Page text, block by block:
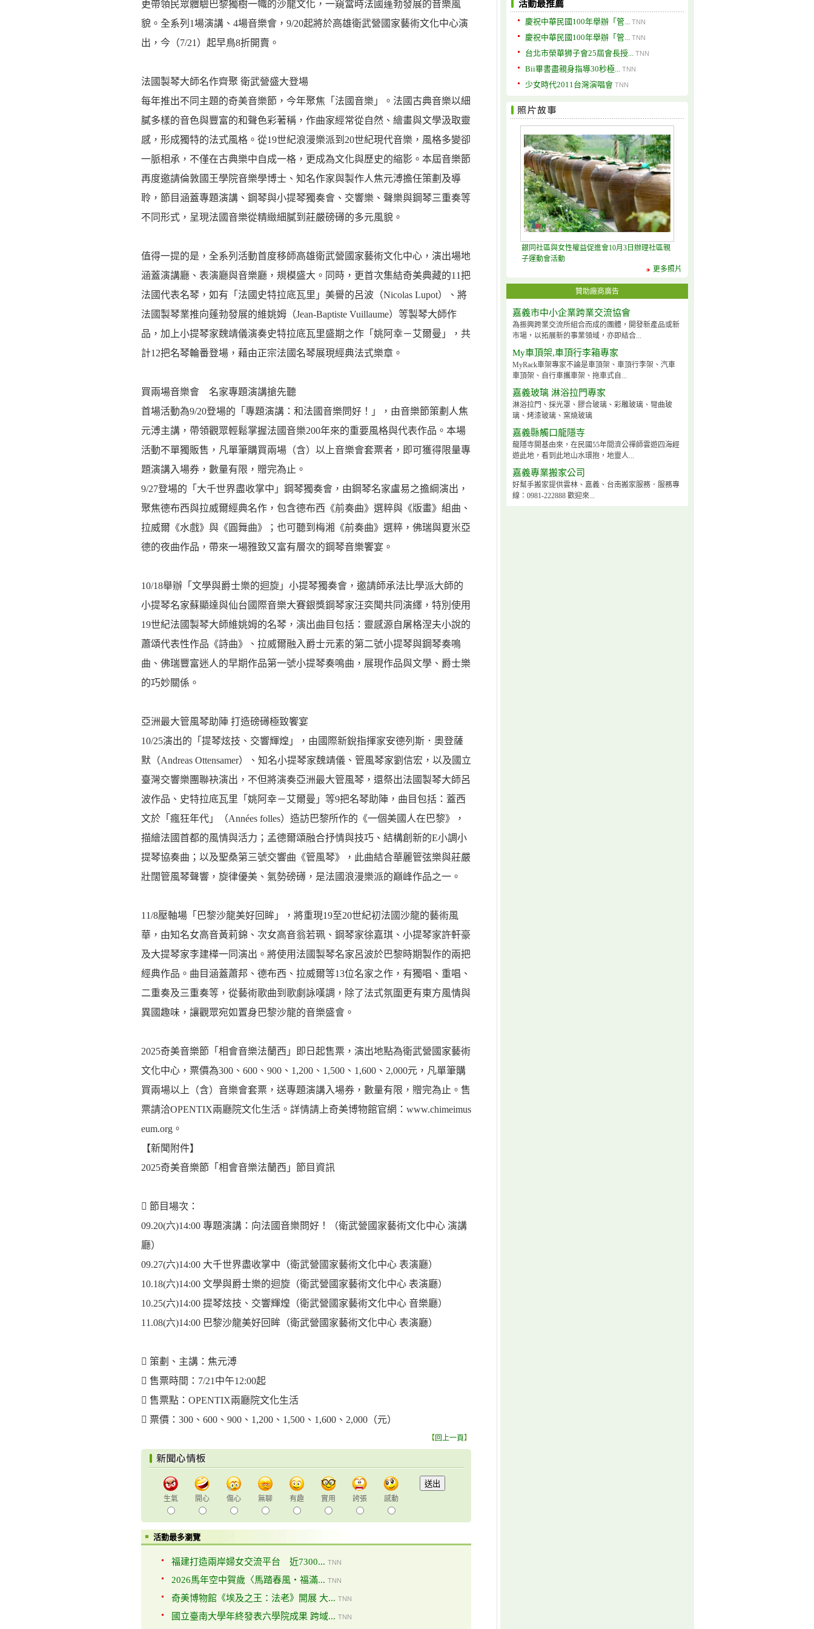
更帶領民眾體驗巴黎獨樹一幟的沙龍文化，一窺當時法國蓬勃發展的音樂風
貌。全系列1場演講、4場音樂會，9/20起將於高雄衛武營國家藝術文化中心演
出，今（7/21）起早鳥8折開賣。
法國製琴大師名作齊聚 衛武營盛大登場
每年推出不同主題的奇美音樂節，今年聚焦「法國音樂」。法國古典音樂以細
膩多樣的音色與豐富的和聲色彩著稱，作曲家經常從自然、繪畫與文學汲取靈
感，形成獨特的法式風格。從19世紀浪漫樂派到20世紀現代音樂，風格多變卻
一脈相承，不僅在古典樂中自成一格，更成為文化與歷史的縮影。本屆音樂節
再度邀請倫敦國王學院音樂學博士、知名作家與製作人焦元溥擔任策劃及導
聆，節目涵蓋專題演講、鋼琴與小提琴獨奏會、交響樂、聲樂與鋼琴三重奏等
不同形式，呈現法國音樂從精緻細膩到莊嚴磅礡的多元風貌。
值得一提的是，全系列活動首度移師高雄衛武營國家藝術文化中心，演出場地
涵蓋演講廳、表演廳與音樂廳，規模盛大。同時，更首次集結奇美典藏的11把
法國代表名琴，如有「法國史特拉底瓦里」美譽的呂波（Nicolas Lupot）、將
法國製琴業推向蓬勃發展的維姚姆（Jean-Baptiste Vuillaume）等製琴大師作
品，加上小提琴家魏靖儀演奏史特拉底瓦里盛期之作「姚阿幸－艾爾曼」，共
計12把名琴輪番登場，藉由正宗法國名琴展現經典法式樂章。
買兩場音樂會 名家專題演講搶先聽
首場活動為9/20登場的「專題演講：和法國音樂問好！」，由音樂節策劃人焦
元溥主講，帶領觀眾輕鬆掌握法國音樂200年來的重要風格與代表作品。本場
活動不單獨販售，凡單筆購買兩場（含）以上音樂會套票者，即可獲得限量專
題演講入場券，數量有限，贈完為止。
9/27登場的「大千世界盡收掌中」鋼琴獨奏會，由鋼琴名家盧易之擔綱演出，
聚焦德布西與拉威爾經典名作，包含德布西《前奏曲》選粹與《版畫》組曲、
拉威爾《水戲》與《圓舞曲》；也可聽到梅湘《前奏曲》選粹，佛瑞與夏米亞
德的夜曲作品，帶來一場雅致又富有層次的鋼琴音樂饗宴。
10/18舉辦「文學與爵士樂的迴旋」小提琴獨奏會，邀請師承法比學派大師的
小提琴名家蘇顯達與仙台國際音樂大賽銀獎鋼琴家汪奕聞共同演繹，特別使用
19世紀法國製琴大師維姚姆的名琴，演出曲目包括：靈感源自屠格涅夫小說的
蕭頌代表性作品《詩曲》、拉威爾融入爵士元素的第二號小提琴與鋼琴奏鳴
曲、佛瑞豐富迷人的早期作品第一號小提琴奏鳴曲，展現作品與文學、爵士樂
的巧妙關係。
亞洲最大管風琴助陣 打造磅礡極致饗宴
10/25演出的「提琴炫技、交響輝煌」，由國際新銳指揮家安德列斯．奧登薩
默（Andreas Ottensamer）、知名小提琴家魏靖儀、管風琴家劉信宏，以及國立
臺灣交響樂團聯袂演出，不但將演奏亞洲最大管風琴，還祭出法國製琴大師呂
波作品、史特拉底瓦里「姚阿幸－艾爾曼」等9把名琴助陣，曲目包括：蓋西
文於「瘋狂年代」（Années folles）造訪巴黎所作的《一個美國人在巴黎》，
描繪法國首都的風情與活力；孟德爾頌融合抒情與技巧、結構創新的E小調小
提琴協奏曲；以及聖桑第三號交響曲《管風琴》，此曲結合華麗管弦樂與莊嚴
壯闊管風琴聲響，旋律優美、氣勢磅礡，是法國浪漫樂派的巔峰作品之一。
11/8壓軸場「巴黎沙龍美好回眸」，將重現19至20世紀初法國沙龍的藝術風
華，由知名女高音黃莉錦、次女高音翁若珮、鋼琴家徐嘉琪、小提琴家許軒豪
及大提琴家李建樺一同演出。將使用法國製琴名家呂波於巴黎時期製作的兩把
經典作品。曲目涵蓋蕭邦、德布西、拉威爾等13位名家之作，有獨唱、重唱、
二重奏及三重奏等，從藝術歌曲到歌劇詠嘆調，除了法式氛圍更有東方風情與
異國趣味，讓觀眾宛如置身巴黎沙龍的音樂盛會。
2025奇美音樂節「相會音樂法蘭西」即日起售票，演出地點為衛武營國家藝術
文化中心，票價為300、600、900、1,200、1,500、1,600、2,000元，凡單筆購
買兩場以上（含）音樂會套票，送專題演講入場券，數量有限，贈完為止。售
票請洽OPENTIX兩廳院文化生活。詳情請上奇美博物館官網：www.chimeimus
eum.org。
【新聞附件】
2025奇美音樂節「相會音樂法蘭西」節目資訊
 節目場次：
09.20(六)14:00 專題演講：向法國音樂問好！（衛武營國家藝術文化中心 演講
廳）
09.27(六)14:00 大千世界盡收掌中（衛武營國家藝術文化中心 表演廳）
10.18(六)14:00 文學與爵士樂的迴旋（衛武營國家藝術文化中心 表演廳）
10.25(六)14:00 提琴炫技、交響輝煌（衛武營國家藝術文化中心 音樂廳）
11.08(六)14:00 巴黎沙龍美好回眸（衛武營國家藝術文化中心 表演廳）
 策劃、主講：焦元溥
 售票時間：7/21中午12:00起
 售票點：OPENTIX兩廳院文化生活
 票價：300、600、900、1,200、1,500、1,600、2,000（元）
【回上一頁】
生氣 開心 傷心 無聊 有趣 實用 誇張 感動
活動最多瀏覽
福建打造兩岸婦女交流平台 近7300... TNN
2026馬年空中賀歲〈馬踏春風・福滿... TNN
奇美博物館《埃及之王：法老》開展 大... TNN
國立臺南大學年終發表六學院成果 跨域... TNN
活動最推薦
慶祝中華民國100年舉辦「管... TNN
慶祝中華民國100年舉辦「管... TNN
台北市榮華狮子會25屆會長授... TNN
Bii畢書盡親身指導30秒極... TNN
少女時代2011台灣演唱會 TNN
銀同社區與女性權益促進會10月3日辦理社區親
子運動會活動
更多照片
贊助廠商廣告
嘉義市中小企業跨業交流協會
為振興跨業交流所組合而成的團體，開發新產品或新
市場，以拓展新的事業領域，亦即結合...
My車頂架,車頂行李箱專家
MyRack車架專家不論是車頂架、車頂行李架、汽車
車頂架、自行車攜車架、拖車式自...
嘉義玻璃 淋浴拉門專家
淋浴拉門、採光罩、膠合玻璃、彩雕玻璃、彎曲玻
璃、烤漆玻璃、窯燒玻璃
嘉義縣觸口龍隱寺
龍隱寺開基由來，在民國55年間濟公禪師雲遊四海經
遊此地，看到此地山水環抱，地靈人...
嘉義專業搬家公司
好幫手搬家提供雲林、嘉義、台南搬家服務．服務專
線：0981-222888 歡迎來...